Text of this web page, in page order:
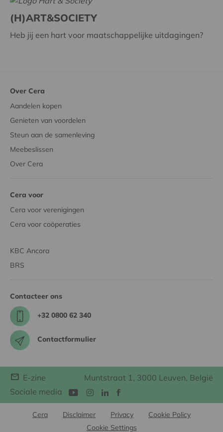
(H)ART&SOCIETY
Heb jij een hart voor maatschappelijke uitdagingen?
Over Cera
Aandelen kopen
Genieten van voordelen
Steun aan de samenleving
Meebeslissen
Over Cera
Cera voor
Cera voor verenigingen
Cera voor coöperaties
KBC Ancora
BRS
Contacteer ons
+32 0800 62 340
Contactformulier
E-zine
Muntstraat 1, 3000 Leuven, België
Sociale media
Cera Disclaimer Privacy
Cookie Policy
Cookie Settings